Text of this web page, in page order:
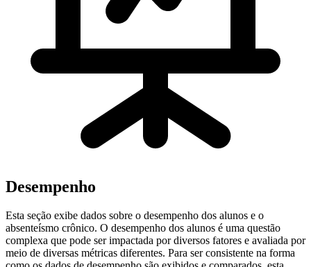
Desempenho
Esta seção exibe dados sobre o desempenho dos alunos e o
absenteísmo crônico. O desempenho dos alunos é uma questão
complexa que pode ser impactada por diversos fatores e avaliada por
meio de diversas métricas diferentes. Para ser consistente na forma